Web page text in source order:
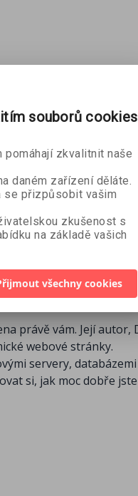
právě vám. Její autor,
webové stránky.
servery, databázemi
si, jak moc dobře jste
souborů cookies
pomáhají zkvalitnit naše
daném zařízení děláte.
se přizpůsobit vašim
zkušenost s
na základě vašich
všechny cookies